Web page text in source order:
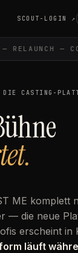
SCOUT-LOGIN ↗
—
CASTING-
ME komplett
— die neue
erscheint in
läuft